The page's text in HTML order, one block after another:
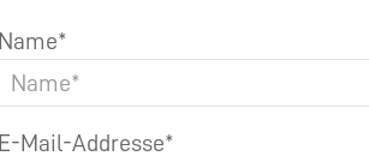
Name*
E-Mail-Addresse*